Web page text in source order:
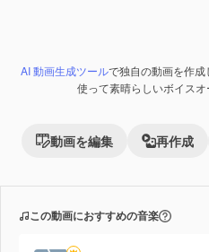
PremiumAI 生成コンテンツ
AI 動画生成ツールで独自の動画を作成
使って素晴らしいボイス
動画を編集 再作成
この動画におすすめの音楽